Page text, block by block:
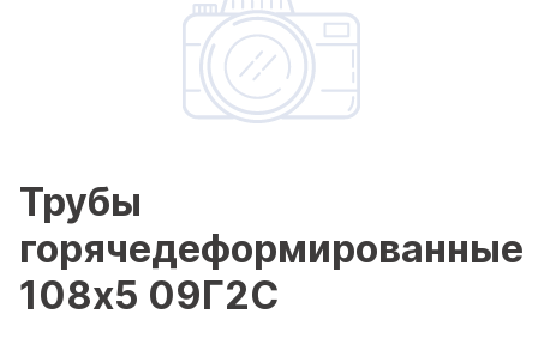
Трубы
горячедеформированные
108x5 09Г2С